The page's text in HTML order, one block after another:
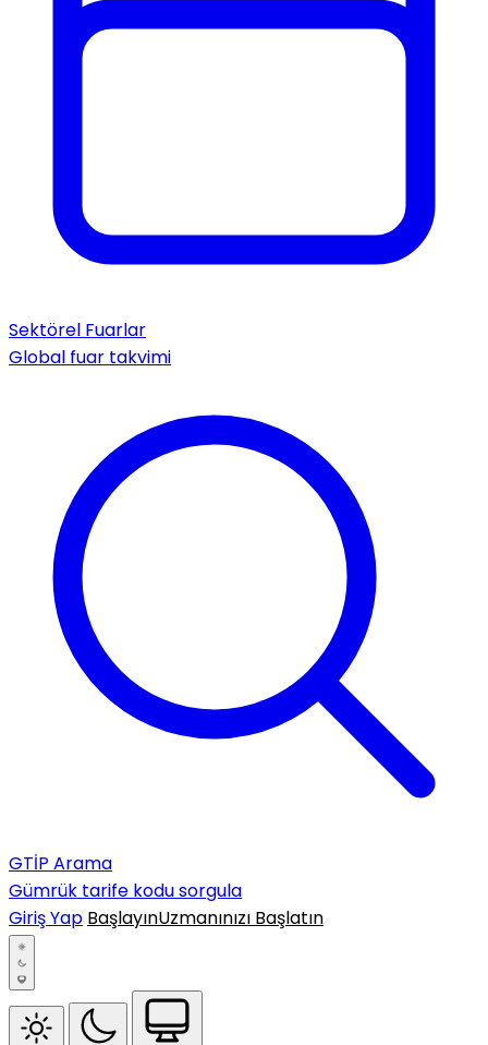
Sektörel Fuarlar
Global fuar takvimi
GTİP Arama
Gümrük tarife kodu sorgula
Giriş Yap BaşlayınUzmanınızı Başlatın